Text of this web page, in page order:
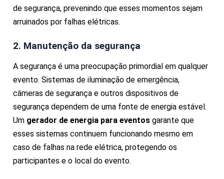
de segurança, prevenindo que esses momentos sejam
arruinados por falhas elétricas.
2. Manutenção da segurança
A segurança é uma preocupação primordial em qualquer
evento. Sistemas de iluminação de emergência,
câmeras de segurança e outros dispositivos de
segurança dependem de uma fonte de energia estável.
Um gerador de energia para eventos garante que
esses sistemas continuem funcionando mesmo em
caso de falhas na rede elétrica, protegendo os
participantes e o local do evento.